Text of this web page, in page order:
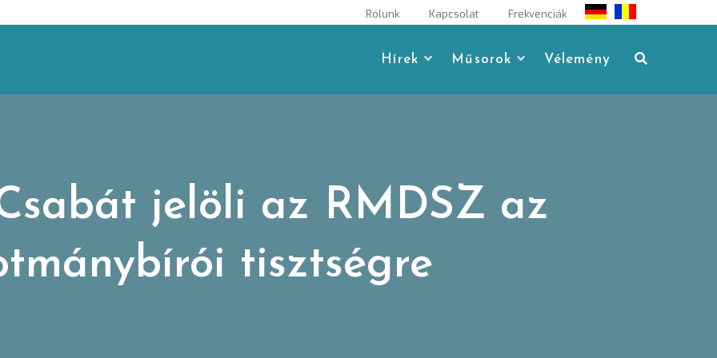
Rólunk Kapcsolat Frekvenciák
Hírek Műsorok Vélemény
jelöli az RMDSZ az
tisztségre